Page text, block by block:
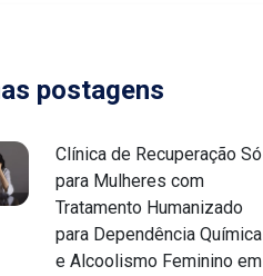
postagens
Clínica de Recuperação Só
para Mulheres com
Tratamento Humanizado
para Dependência Química
e Alcoolismo Feminino em